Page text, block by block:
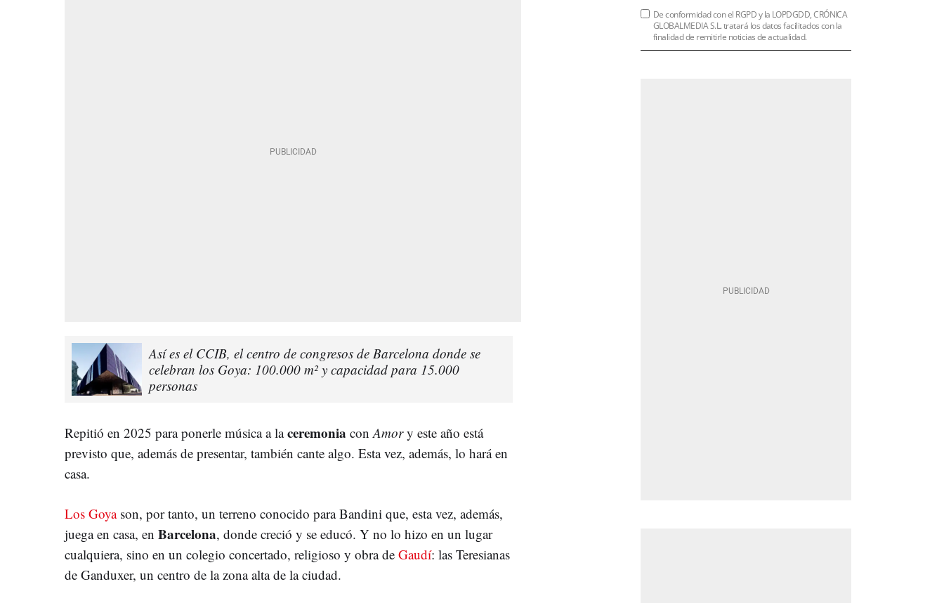
Así es el CCIB, el centro de congresos de Barcelona donde se
celebran los Goya: 100.000 m² y capacidad para 15.000
personas
Repitió en 2025 para ponerle música a laceremonia con Amory este año está
previsto que, además de presentar, también cante algo. Esta vez, además, lo hará en
casa.
Los Goyason, por tanto, un terreno conocido para Bandini que, esta vez, además,
juega en casa, en Barcelona, donde creció y se educó. Y no lo hizo en un lugar
cualquiera, sino en un colegio concertado, religioso y obra de Gaudí: las Teresianas
de Ganduxer, un centro de la zona alta de la ciudad.
De conformidad con el RGPD y la LOPDGDD, CRÓNICA
GLOBALMEDIA S.L. tratará los datos facilitados con la
finalidad de remitirle noticias de actualidad.